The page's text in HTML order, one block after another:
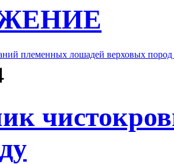
племенных лошадей верховых